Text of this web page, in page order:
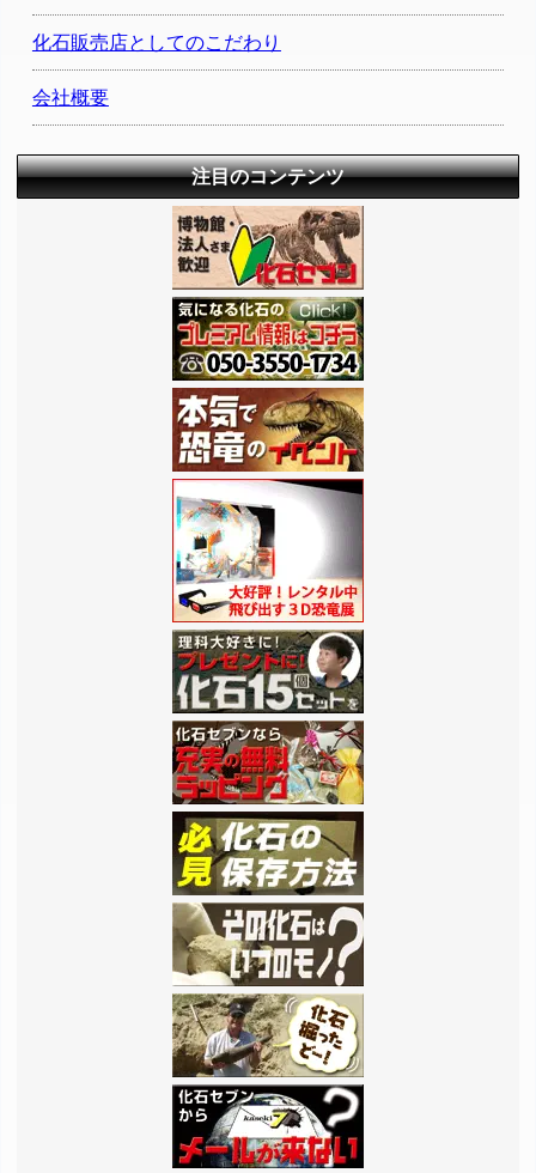
化石販売店としてのこだわり
会社概要
注目のコンテンツ